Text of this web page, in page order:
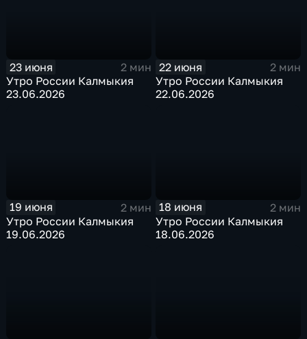
23 июня
2 мин
Утро России Калмыкия
23.06.2026
22 июня
2 мин
Утро России Калмыкия
22.06.2026
19 июня
2 мин
Утро России Калмыкия
19.06.2026
18 июня
2 мин
Утро России Калмыкия
18.06.2026